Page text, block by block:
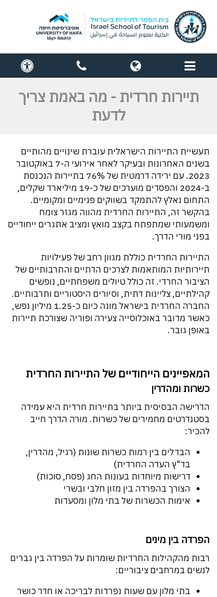
תפריט globe
contact
us
תיירות חרדית - מה באמת צריך
לדעת
תעשיית התיירות הישראלית עוברת שינויים מהותיים
בשנים האחרונות ובעיקר לאחר אירועי ה-7 באוקטובר
2023. עם ירידה דרמטית של 76% בתיירות הנכנסת
ב-2024 והפסדים מוערכים של כ-19 מיליארד שקלים,
התחום נאלץ להתמקד בשווקים פנימיים ומקומיים.
בהקשר זה, התיירות החרדית מהווה מגזר צומח
ומשמעותי שמתפתח בקצב מואץ ומציב אתגרים ייחודיים
בפני מורי הדרך.
התיירות החרדית כוללת מגוון רחב של פעילויות
תיירותיות המותאמות לצרכים הדתיים והתרבותיים של
הציבור החרדי. זה כולל טיולים משפחתיים, נופשים
קהילתיים, צליינות דתית, וסיורים היסטוריים ותרבותיים.
החברה החרדית בישראל מונה כיום כ-1.25 מיליון נפש,
כאשר מדובר באוכלוסייה צעירה ופוריה שצורכת תיירות
באופן גובר.
המאפיינים הייחודיים של התיירות החרדית
כשרות ומהדרין
הדרישה הבסיסית ביותר בתיירות חרדית היא עמידה
בסטנדרטים מחמירים של כשרות. מורה הדרך חייב
להכיר:
הבדלים בין רמות כשרות שונות (רגיל, מהדרין,
בד"ץ העדה החרדית)
דרישות מיוחדות בעונות החג (פסח, סוכות)
הצורך בהפרדה בין מזון חלבי ובשרי
אימות הכשרות של בתי מלון ומסעדות
הפרדה בין מינים
רבות מהקהילות החרדיות שומרות על הפרדה בין גברים
לנשים במרחבים ציבוריים:
בתי מלון עם שעות נפרדות לבריכה או חדר כושר